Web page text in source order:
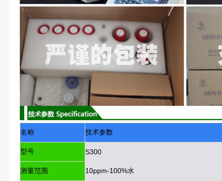
名称 技术参数
型号 S300
测量范围 10ppm-100%水